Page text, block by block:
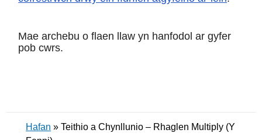
Mae archebu o flaen llaw yn hanfodol ar gyfer
pob cwrs.
Hafan »Teithio a Chynllunio – Rhaglen Multiply (Y